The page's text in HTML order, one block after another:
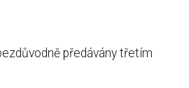
předávány třetím